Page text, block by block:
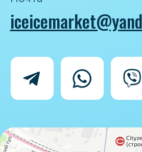
Политика конфиденциальности
данных
IceIceMarket © 2025